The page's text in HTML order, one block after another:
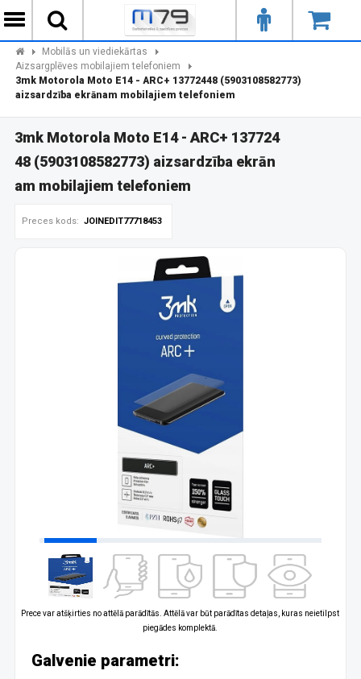
Mobilās un viediekārtas
Aizsargplēves mobilajiem telefoniem
3mk Motorola Moto E14 - ARC+ 13772448 (5903108582773)
aizsardzība ekrānam mobilajiem telefoniem
3mk Motorola Moto E14 - ARC+ 137724
48 (5903108582773) aizsardzība ekrān
am mobilajiem telefoniem
Preces kods: JOINEDIT77718453
Prece var atšķirties no attēlā parādītās. Attēlā var būt parādītas detaļas, kuras neietilpst
piegādes komplektā.
Galvenie parametri: